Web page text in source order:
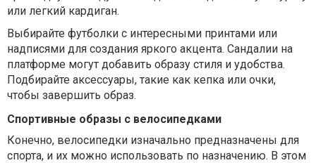
или легкий кардиган.
Выбирайте футболки с интересными принтами или
надписями для создания яркого акцента. Сандалии на
платформе могут добавить образу стиля и удобства.
Подбирайте аксессуары, такие как кепка или очки,
чтобы завершить образ.
Спортивные образы с велосипедками
Конечно, велосипедки изначально предназначены для
спорта, и их можно использовать по назначению. В этом